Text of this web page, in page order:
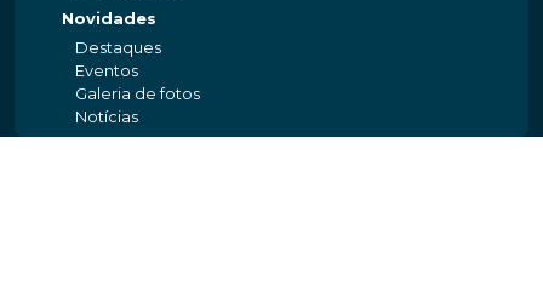
Novidades
Destaques
Eventos
Galeria de fotos
Notícias